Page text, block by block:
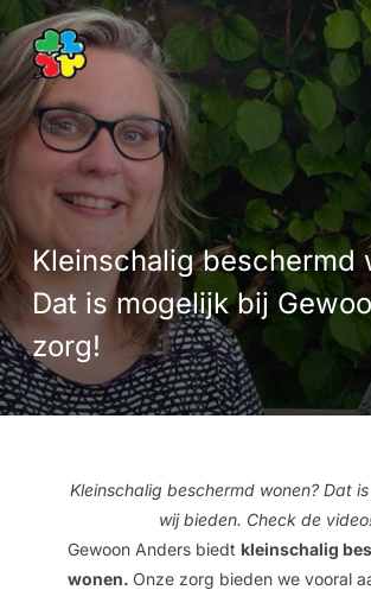
Kleinschalig beschermd
Dat is mogelijk bij
zorg!
Kleinschalig beschermd wonen? Dat
wij bieden. Check de
Gewoon Anders biedt kleinschalig
wonen. Onze zorg bieden we vooral